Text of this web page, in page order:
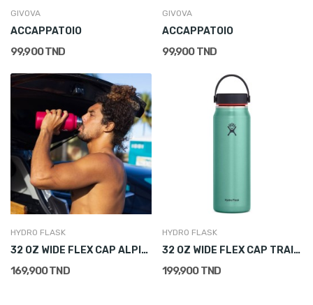
GIVOVA
ACCAPPATOIO
99,900 TND
GIVOVA
ACCAPPATOIO
99,900 TND
HYDRO FLASK
32 OZ WIDE FLEX CAP ALPINE
169,900 TND
HYDRO FLASK
32 OZ WIDE FLEX CAP TRAIL LIGHTWEIGHT
199,900 TND